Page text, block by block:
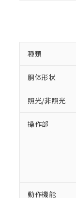
種類
胴体形状
照光/非照光
操作部
動作機能